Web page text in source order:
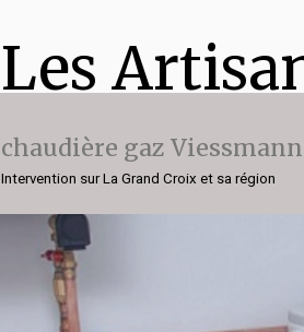
Les
chaudière gaz Viessmann
Intervention sur La Grand Croix et sa région